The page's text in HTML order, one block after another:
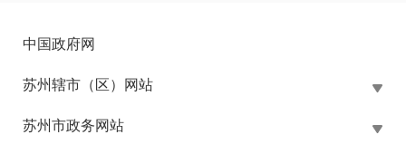
中国政府网
苏州辖市（区）网站
苏州市政务网站